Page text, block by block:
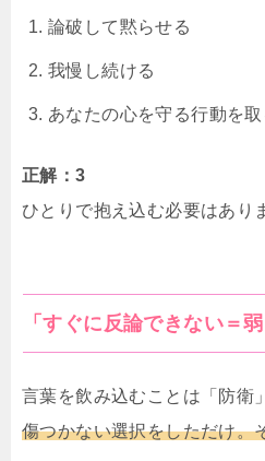
論破して黙らせる
我慢し続ける
あなたの心を守る行動を取
正解：3
ひとりで抱え込む必要はあり
「すぐに反論できない＝
言葉を飲み込むことは「防衛
傷つかない選択をしただけ。